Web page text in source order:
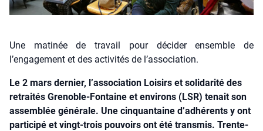
Une matinée de travail pour décider ensemble de
l’engagement et des activités de l’association.
Le 2 mars dernier, l’association Loisirs et solidarité des
retraités Grenoble-Fontaine et environs (LSR) tenait son
assemblée générale. Une cinquantaine d’adhérents y ont
participé et vingt-trois pouvoirs ont été transmis. Trente-